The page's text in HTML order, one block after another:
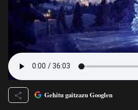
Gehitu gaitzazu Googlen